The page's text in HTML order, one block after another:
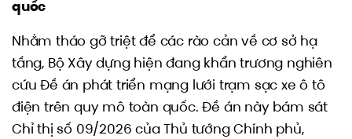
quốc
Nhằm tháo gỡ triệt để các rào cản về cơ sở hạ
tầng, Bộ Xây dựng hiện đang khẩn trương nghiên
cứu Đề án phát triển mạng lưới trạm sạc xe ô tô
điện trên quy mô toàn quốc. Đề án này bám sát
Chỉ thị số 09/2026 của Thủ tướng Chính phủ,